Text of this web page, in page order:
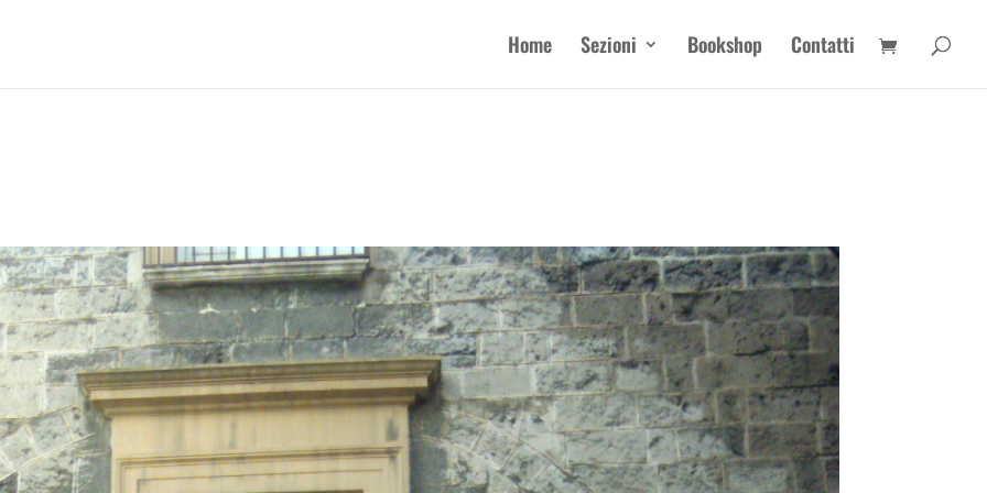
Home Sezioni Bookshop Contatti